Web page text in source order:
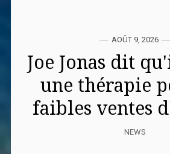
AOÛT 9, 2026
Joe Jonas dit
une thérapie
faibles ventes
NEWS